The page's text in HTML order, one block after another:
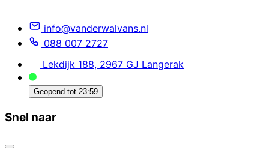
info@vanderwalvans.nl
088 007 2727
Lekdijk 188, 2967 GJ Langerak
Geopend tot 23:59
Snel naar